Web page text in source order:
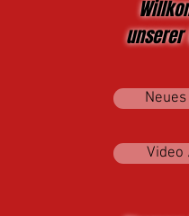
unserer
Video